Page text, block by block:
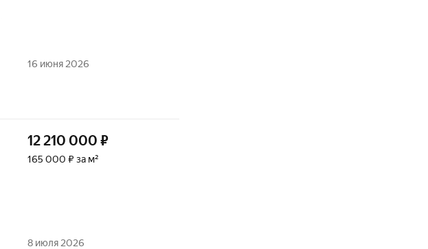
16 июня 2026
12 210 000 ₽
165 000 ₽ за м²
8 июля 2026